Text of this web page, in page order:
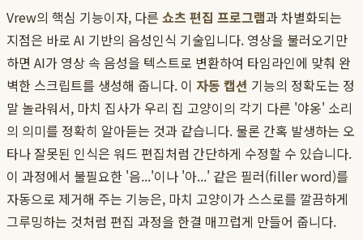
Vrew의 핵심 기능이자, 다른 쇼츠 편집 프로그램과 차별화되는
지점은 바로 AI 기반의 음성인식 기술입니다. 영상을 불러오기만
하면 AI가 영상 속 음성을 텍스트로 변환하여 타임라인에 맞춰 완
벽한 스크립트를 생성해 줍니다. 이 자동 캡션 기능의 정확도는 정
말 놀라워서, 마치 집사가 우리 집 고양이의 각기 다른 '야옹' 소리
의 의미를 정확히 알아듣는 것과 같습니다. 물론 간혹 발생하는 오
타나 잘못된 인식은 워드 편집처럼 간단하게 수정할 수 있습니다.
이 과정에서 불필요한 '음...'이나 '아...' 같은 필러(filler word)를
자동으로 제거해 주는 기능은, 마치 고양이가 스스로를 깔끔하게
그루밍하는 것처럼 편집 과정을 한결 매끄럽게 만들어 줍니다.